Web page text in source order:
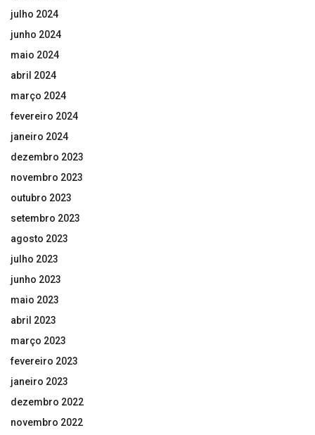
julho 2024
junho 2024
maio 2024
abril 2024
março 2024
fevereiro 2024
janeiro 2024
dezembro 2023
novembro 2023
outubro 2023
setembro 2023
agosto 2023
julho 2023
junho 2023
maio 2023
abril 2023
março 2023
fevereiro 2023
janeiro 2023
dezembro 2022
novembro 2022